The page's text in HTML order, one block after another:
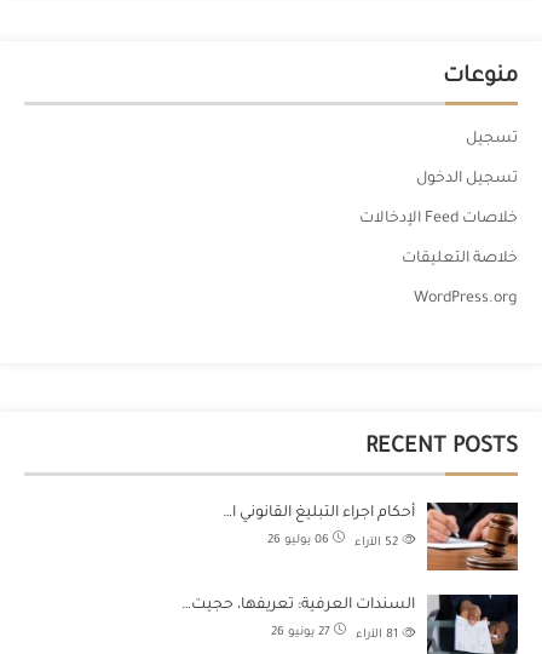
منوعات
تسجيل
تسجيل الدخول
خلاصات Feed الإدخالات
خلاصة التعليقات
WordPress.org
RECENT POSTS
أحكام اجراء التبليغ القانوني ا…
06 يوليو 26 الآراء
السندات العرفية: تعريفها، حجيت…
27 يونيو 26 الآراء